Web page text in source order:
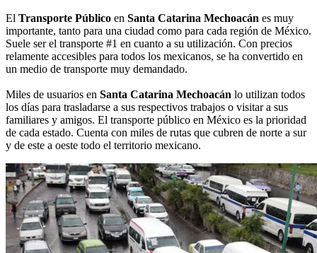
El Transporte Público en Santa Catarina Mechoacán es muy
importante, tanto para una ciudad como para cada región de México.
Suele ser el transporte #1 en cuanto a su utilización. Con precios
relamente accesibles para todos los mexicanos, se ha convertido en
un medio de transporte muy demandado.
Miles de usuarios en Santa Catarina Mechoacán lo utilizan todos
los días para trasladarse a sus respectivos trabajos o visitar a sus
familiares y amigos. El transporte público en México es la prioridad
de cada estado. Cuenta con miles de rutas que cubren de norte a sur
y de este a oeste todo el territorio mexicano.